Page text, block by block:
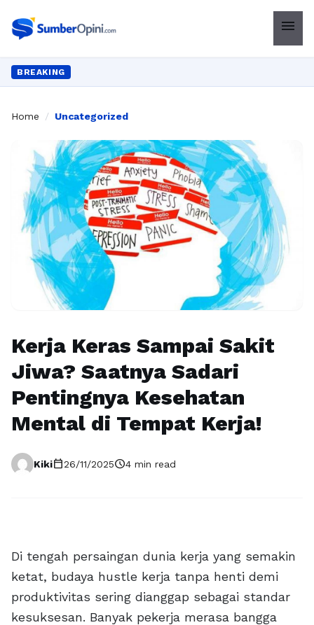
menu
BREAKING
Home / Uncategorized
Kerja Keras Sampai Sakit
Jiwa? Saatnya Sadari
Pentingnya Kesehatan
Mental di Tempat Kerja!
Kikicalendar_today26/11/2025schedule4 min read
Di tengah persaingan dunia kerja yang semakin
ketat, budaya hustle kerja tanpa henti demi
produktivitas sering dianggap sebagai standar
kesuksesan. Banyak pekerja merasa bangga